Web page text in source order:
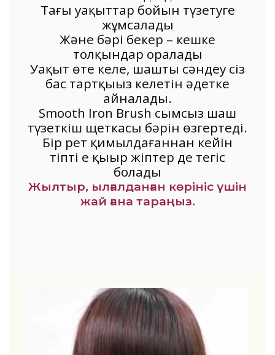
Таңғы уақыттар бойын түзетуге
жұмсалады
Және бәрі бекер – кешке
толқындар оралады
Уақыт өте келе, шашты сәндеу сіз
бас тартқыңыз келетін әдетке
айналады.
Smooth Iron Brush сымсыз шаш
түзеткіш щеткасы бәрін өзгертеді.
Бір рет қимылдағаннан кейін
тіпті ең қыңыр жіптер де тегіс
болады
Жылтыр, ылғалданған көрініс үшін
жай ғана тараңыз.